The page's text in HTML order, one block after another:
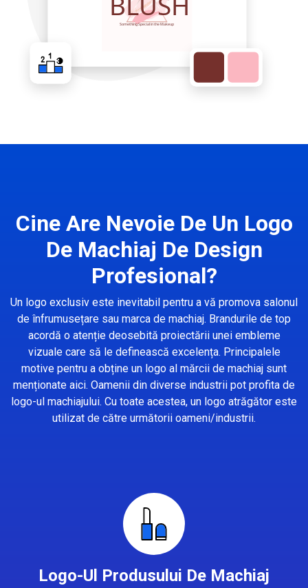
Cine Are Nevoie De Un Logo
De Machiaj De Design
Profesional?
Un logo exclusiv este inevitabil pentru a vă promova salonul
de înfrumusețare sau marca de machiaj. Brandurile de top
acordă o atenție deosebită proiectării unei embleme
vizuale care să le definească excelența. Principalele
motive pentru a obține un logo al mărcii de machiaj sunt
menționate aici. Oamenii din diverse industrii pot profita de
logo-ul machiajului. Cu toate acestea, un logo atrăgător este
utilizat de către următorii oameni/industrii.
Logo-Ul Produsului De Machiaj